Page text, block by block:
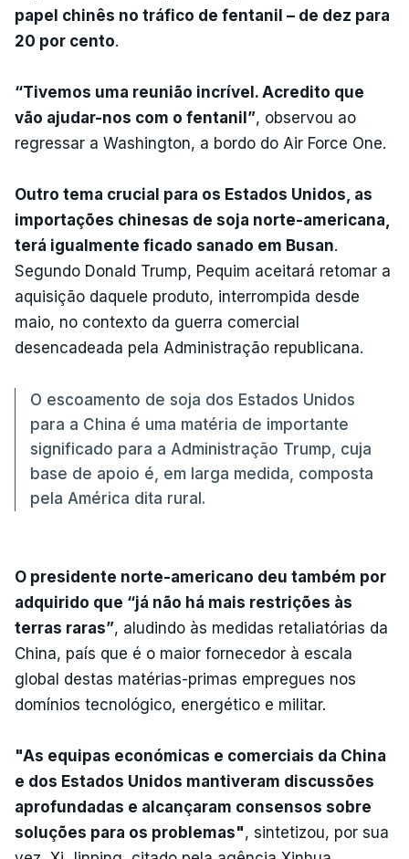
papel chinês no tráfico de fentanil – de dez para
20 por cento.
“Tivemos uma reunião incrível. Acredito que
vão ajudar-nos com o fentanil”, observou ao
regressar a Washington, a bordo do Air Force One.
Outro tema crucial para os Estados Unidos, as
importações chinesas de soja norte-americana,
terá igualmente ficado sanado em Busan.
Segundo Donald Trump, Pequim aceitará retomar a
aquisição daquele produto, interrompida desde
maio, no contexto da guerra comercial
desencadeada pela Administração republicana.
O escoamento de soja dos Estados Unidos
para a China é uma matéria de importante
significado para a Administração Trump, cuja
base de apoio é, em larga medida, composta
pela América dita rural.
O presidente norte-americano deu também por
adquirido que “já não há mais restrições às
terras raras”, aludindo às medidas retaliatórias da
China, país que é o maior fornecedor à escala
global destas matérias-primas empregues nos
domínios tecnológico, energético e militar.
"As equipas económicas e comerciais da China
e dos Estados Unidos mantiveram discussões
aprofundadas e alcançaram consensos sobre
soluções para os problemas", sintetizou, por sua